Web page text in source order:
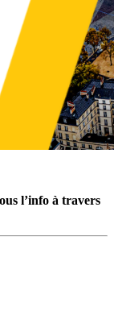
l’info à travers